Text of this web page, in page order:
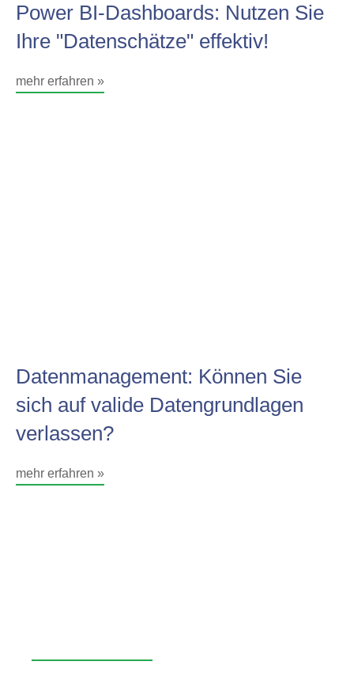
Power BI-Dashboards: Nutzen Sie
Ihre "Datenschätze" effektiv!
mehr erfahren »
Datenmanagement: Können Sie
sich auf valide Datengrundlagen
verlassen?
mehr erfahren »